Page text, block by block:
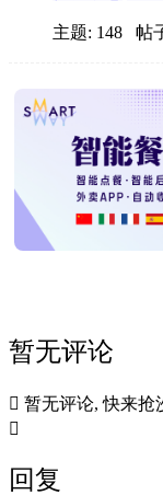
主题: 148 帖
暂无评论
 暂无评论, 快来抢

回复